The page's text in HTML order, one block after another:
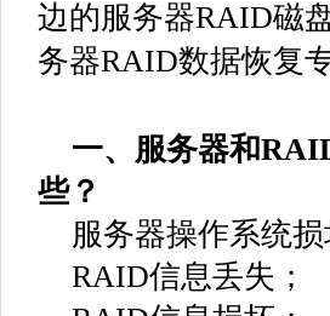
边的服务器RAID磁
务器RAID数据恢复
一、服务器和
些？
服务器操作系统损
RAID信息丢失；